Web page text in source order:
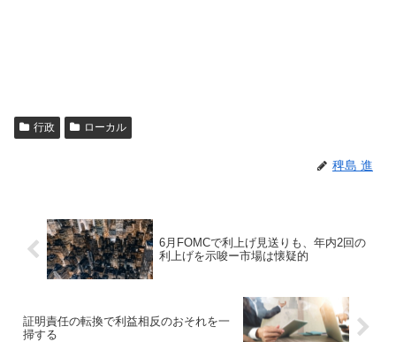
行政 ローカル
稗島 進
6月FOMCで利上げ見送りも、年内2回の
利上げを示唆ー市場は懐疑的
証明責任の転換で利益相反のおそれを一
掃する